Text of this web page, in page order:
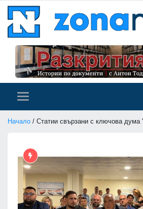
Начало / Статии свързани с ключова дума